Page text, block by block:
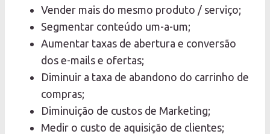
Vender mais do mesmo produto / serviço;
Segmentar conteúdo um-a-um;
Aumentar taxas de abertura e conversão
dos e-mails e ofertas;
Diminuir a taxa de abandono do carrinho de
compras;
Diminuição de custos de Marketing;
Medir o custo de aquisição de clientes;